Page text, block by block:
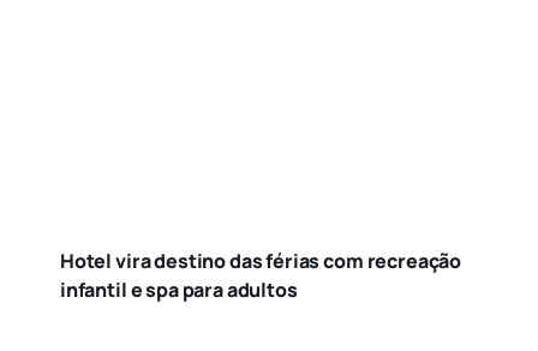
Hotel vira destino das férias com recreação
infantil e spa para adultos